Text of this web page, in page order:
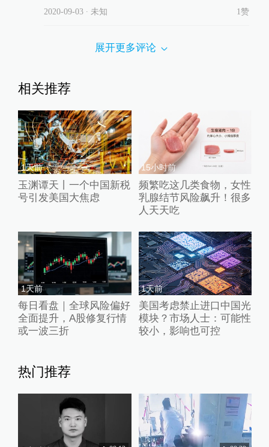
2020-09-03∙ 未知 1赞
展开更多评论
相关推荐
1天前
玉渊谭天丨一个中国新税
号引发美国大焦虑
15小时前
频繁吃这几类食物，女性
乳腺结节风险飙升！很多
人天天吃
1天前
每日看盘｜全球风险偏好
全面提升，A股修复行情
或一波三折
1天前
美国考虑禁止进口中国光
模块？市场人士：可能性
较小，影响也可控
热门推荐